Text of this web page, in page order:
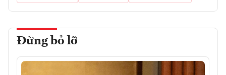
Đừng bỏ lỡ